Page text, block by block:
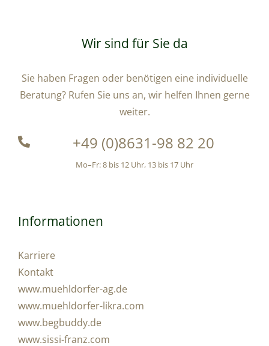
Wir sind für Sie da
Sie haben Fragen oder benötigen eine individuelle
Beratung? Rufen Sie uns an, wir helfen Ihnen gerne
weiter.
+49 (0)8631-98 82 20
Mo–Fr: 8 bis 12 Uhr, 13 bis 17 Uhr
Informationen
Karriere
Kontakt
www.muehldorfer-ag.de
www.muehldorfer-likra.com
www.begbuddy.de
www.sissi-franz.com